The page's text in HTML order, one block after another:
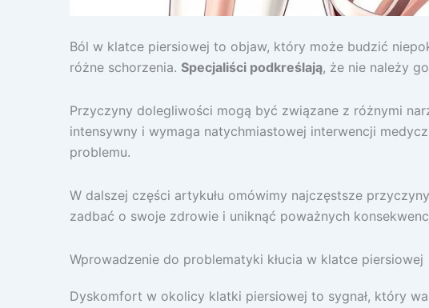
Ból w klatce piersiowej to objaw, który może budzić
różne schorzenia. Specjaliści podkreślają, że nie należy
Przyczyny dolegliwości mogą być związane z różnymi
intensywny i wymaga natychmiastowej interwencji
problemu.
W dalszej części artykułu omówimy najczęstsze
zadbać o swoje zdrowie i uniknąć poważnych
Wprowadzenie do problematyki kłucia w klatce piersiowej
Dyskomfort w okolicy klatki piersiowej to sygnał, który